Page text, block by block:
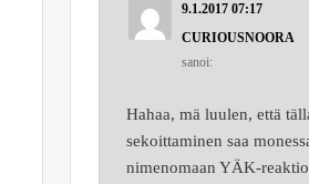
9.1.2017 07:17
CURIOUSNOORA
sanoi:
Hahaa, mä luulen, että
sekoittaminen saa
nimenomaan YÄK-